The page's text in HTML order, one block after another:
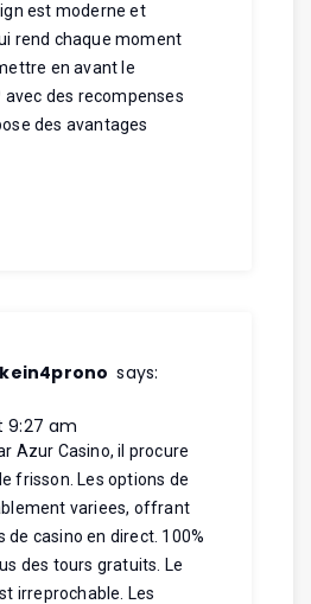
est moderne et
rend chaque moment
en avant le
des recompenses
des avantages
says:
9:27 am
Azur Casino, il procure
frisson. Les options de
variees, offrant
de casino en direct. 100%
des tours gratuits. Le
irreprochable. Les